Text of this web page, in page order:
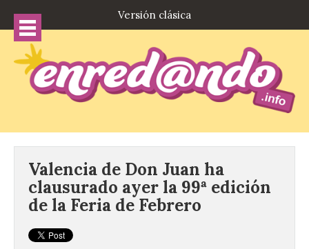
Versión clásica
Valencia de Don Juan ha
clausurado ayer la 99ª edición
de la Feria de Febrero